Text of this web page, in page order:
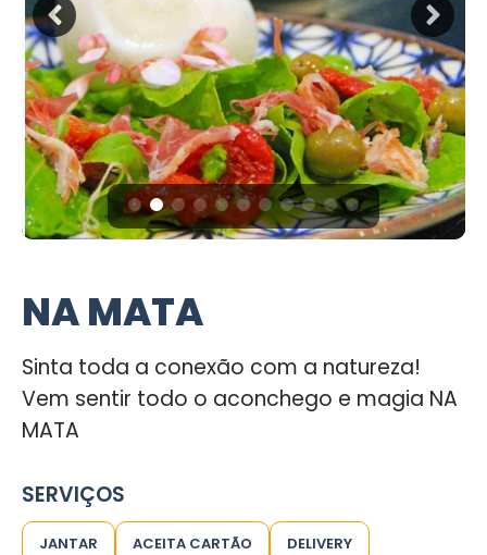
NA MATA
Sinta toda a conexão com a natureza!
Vem sentir todo o aconchego e magia NA
MATA
SERVIÇOS
JANTAR ACEITA CARTÃO DELIVERY